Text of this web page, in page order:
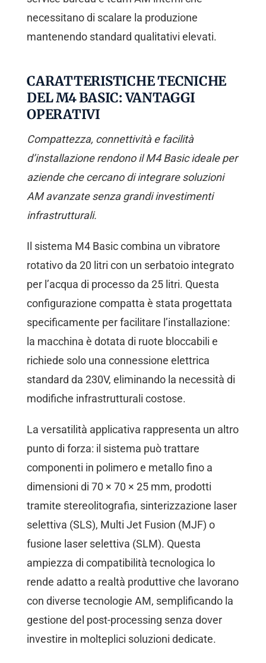
necessitano di scalare la produzione
mantenendo standard qualitativi elevati.
CARATTERISTICHE TECNICHE
DEL M4 BASIC: VANTAGGI
OPERATIVI
Compattezza, connettività e facilità
d’installazione rendono il M4 Basic ideale per
aziende che cercano di integrare soluzioni
AM avanzate senza grandi investimenti
infrastrutturali.
Il sistema M4 Basic combina un vibratore
rotativo da 20 litri con un serbatoio integrato
per l’acqua di processo da 25 litri. Questa
configurazione compatta è stata progettata
specificamente per facilitare l’installazione:
la macchina è dotata di ruote bloccabili e
richiede solo una connessione elettrica
standard da 230V, eliminando la necessità di
modifiche infrastrutturali costose.
La versatilità applicativa rappresenta un altro
punto di forza: il sistema può trattare
componenti in polimero e metallo fino a
dimensioni di 70 × 70 × 25 mm, prodotti
tramite stereolitografia, sinterizzazione laser
selettiva (SLS), Multi Jet Fusion (MJF) o
fusione laser selettiva (SLM). Questa
ampiezza di compatibilità tecnologica lo
rende adatto a realtà produttive che lavorano
con diverse tecnologie AM, semplificando la
gestione del post-processing senza dover
investire in molteplici soluzioni dedicate.